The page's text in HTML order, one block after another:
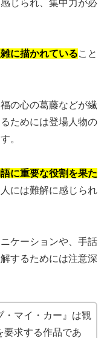
じられ、集中力が必
に描かれていること
の心の葛藤などが繊
ためには登場人物の
。
に重要な役割を果た
には難解に感じられ
ケーションや、手話
するためには注意深
・マイ・カー』は観
要求する作品であ